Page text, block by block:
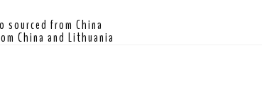
sourced from China
China and Lithuania